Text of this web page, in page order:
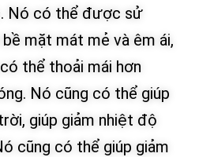
Nó có thể được sử
mặt mát mẻ và êm ái,
thể thoải mái hơn
Nó cũng có thể giúp
giúp giảm nhiệt độ
cũng có thể giúp giảm